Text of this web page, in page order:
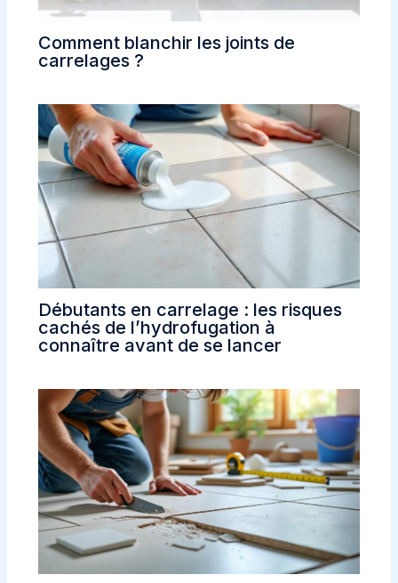
Comment blanchir les joints de
carrelages ?
Débutants en carrelage : les risques
cachés de l’hydrofugation à
connaître avant de se lancer